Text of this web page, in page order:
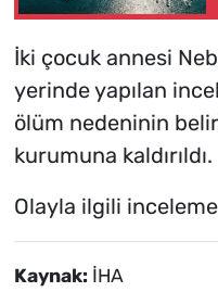
İki çocuk annesi
yerinde yapılan
ölüm nedeninin
kurumuna kaldırıldı.
Olayla ilgili
Kaynak: İHA